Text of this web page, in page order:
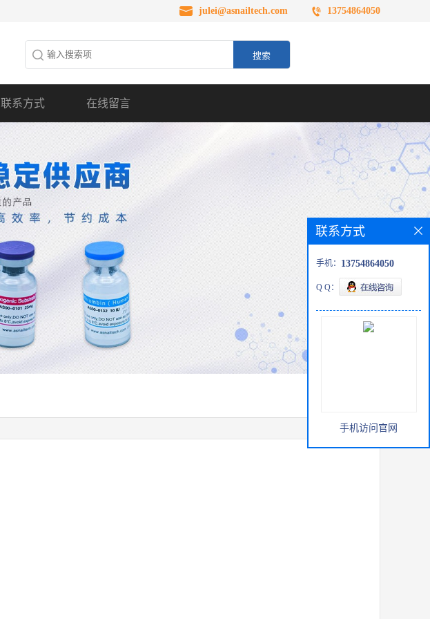
julei@asnailtech.com 13754864050
联系方式 在线留言
联系方式
手机： 13754864050
Q Q：
手机访问官网